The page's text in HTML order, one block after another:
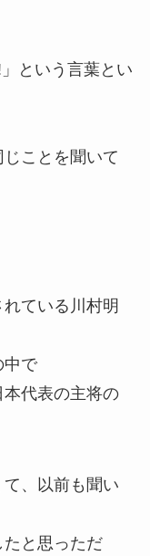
という言葉とい
ことを聞いて
ている川村明
中で
本代表の主将の
、以前も聞い
と思っただ